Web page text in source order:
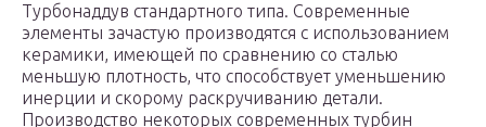
Турбонаддув стандартного типа. Современные
элементы зачастую производятся с использованием
керамики, имеющей по сравнению со сталью
меньшую плотность, что способствует уменьшению
инерции и скорому раскручиванию детали.
Производство некоторых современных турбин